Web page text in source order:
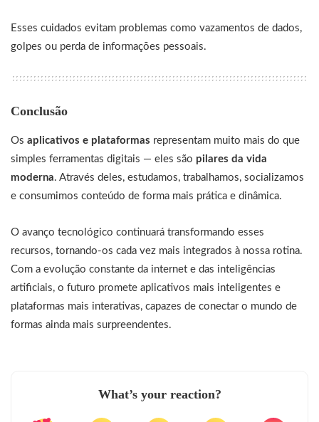
Esses cuidados evitam problemas como vazamentos de dados,
golpes ou perda de informações pessoais.
Conclusão
Os aplicativos e plataformas representam muito mais do que
simples ferramentas digitais — eles são pilares da vida
moderna. Através deles, estudamos, trabalhamos, socializamos
e consumimos conteúdo de forma mais prática e dinâmica.
O avanço tecnológico continuará transformando esses
recursos, tornando-os cada vez mais integrados à nossa rotina.
Com a evolução constante da internet e das inteligências
artificiais, o futuro promete aplicativos mais inteligentes e
plataformas mais interativas, capazes de conectar o mundo de
formas ainda mais surpreendentes.
What’s your reaction?